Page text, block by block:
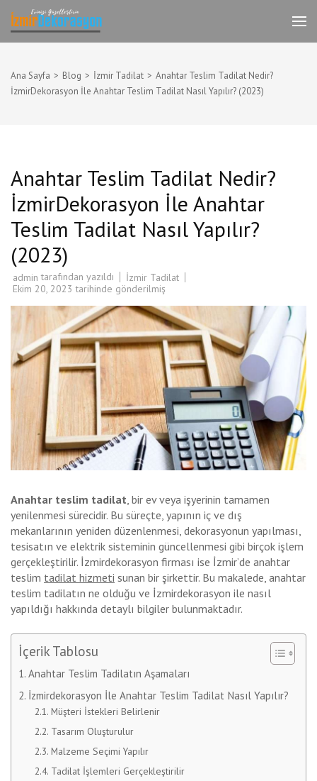
atla
basın)
İzmir Tadilat Dekorasyon
İzmir Dekorasyon Komple Ev,Daire,İşyeri
Dekorasyonu
Ana Sayfa > Blog > İzmir Tadilat > Anahtar Teslim Tadilat Nedir?
İzmirDekorasyon İle Anahtar Teslim Tadilat Nasıl Yapılır? (2023)
Anahtar Teslim Tadilat Nedir?
İzmirDekorasyon İle Anahtar
Teslim Tadilat Nasıl Yapılır?
(2023)
admin tarafından yazıldı
İzmir Tadilat
Ekim 20, 2023 tarihinde gönderilmiş
Anahtar teslim tadilat , bir ev veya işyerinin tamamen
yenilenmesi sürecidir. Bu süreçte, yapının iç ve dış
mekanlarının yeniden düzenlenmesi, dekorasyonun yapılması,
tesisatın ve elektrik sisteminin güncellenmesi gibi birçok işlem
gerçekleştirilir. İzmirdekorasyon firması ise İzmir’de anahtar
teslim tadilat hizmeti sunan bir şirkettir. Bu makalede, anahtar
teslim tadilatın ne olduğu ve İzmirdekorasyon ile nasıl
yapıldığı hakkında detaylı bilgiler bulunmaktadır.
İçerik Tablosu
Anahtar Teslim Tadilatın Aşamaları
İzmirdekorasyon İle Anahtar Teslim Tadilat Nasıl Yapılır?
Müşteri İstekleri Belirlenir
Tasarım Oluşturulur
Malzeme Seçimi Yapılır
Tadilat İşlemleri Gerçekleştirilir